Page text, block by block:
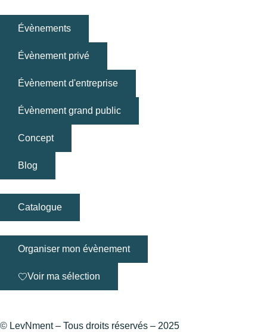
Évènements
Évènement privé
Évènement d'entreprise
Évènement grand public
Concept
Blog
Catalogue
Organiser mon évènement
Voir ma sélection
© LevNment – Tous droits réservés – 2025